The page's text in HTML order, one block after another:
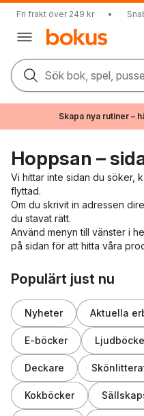
Fri frakt över 249 kr •
Sök bok, spel,
Skapa nya rutiner –
Hoppsan –
Vi hittar inte sidan du söker,
flyttad.
Om du skrivit in adressen
du stavat rätt.
Använd menyn till vänster i
på sidan för att hitta våra
Populärt just nu
Nyheter Aktuella
E-böcker
Deckare
Kokböcker